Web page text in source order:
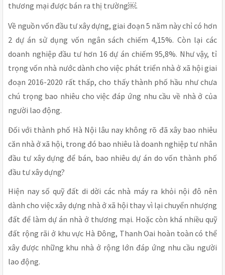
thương mại được bán ra thị trường￼.
Về nguồn vốn đầu tư xây dựng, giai đoạn 5 năm này chỉ có hơn
2 dự án sử dụng vốn ngân sách chiếm 4,15%. Còn lại các
doanh nghiệp đầu tư hơn 16 dự án chiếm 95,8%. Như vậy, tỉ
trọng vốn nhà nước dành cho việc phát triển nhà ở xã hội giai
đoạn 2016-2020 rất thấp, cho thấy thành phố hầu như chưa
chú trọng bao nhiêu cho việc đáp ứng nhu cầu về nhà ở của
người lao động.
Đối với thành phố Hà Nội lâu nay không rõ đã xây bao nhiêu
căn nhà ở xã hội, trong đó bao nhiêu là doanh nghiệp tư nhân
đầu tư xây dựng để bán, bao nhiêu dự án do vốn thành phố
đầu tư xây dựng?
Hiện nay số quỹ đất di dời các nhà máy ra khỏi nội đô nên
dành cho việc xây dựng nhà ở xã hội thay vì lại chuyển nhượng
đất để làm dự án nhà ở thương mại. Hoặc còn khá nhiều quỹ
đất rộng rãi ở khu vực Hà Đông, Thanh Oai hoàn toàn có thể
xây được những khu nhà ở rộng lớn đáp ứng nhu cầu người
lao động.